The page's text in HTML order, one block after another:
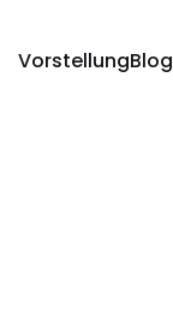
VorstellungBlog